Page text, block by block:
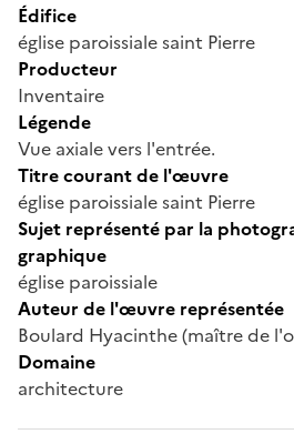
Édifice
église paroissiale saint Pierre
Producteur
Inventaire
Légende
Vue axiale vers l'entrée.
Titre courant de l'œuvre
église paroissiale saint Pierre
Sujet représenté par la
graphique
église paroissiale
Auteur de l'œuvre représentée
Boulard Hyacinthe (maître de
Domaine
architecture